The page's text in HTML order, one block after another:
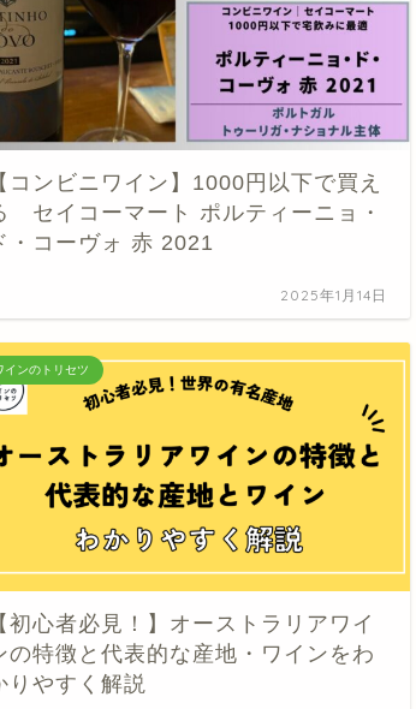
【コンビニワイン】1000円以下で買え
セイコーマート ポルティーニョ・
・コーヴォ 赤 2021
2025年1月14日
インのトリセツ
【初心者必見！】オーストラリアワイ
の特徴と代表的な産地・ワインをわ
りやすく解説